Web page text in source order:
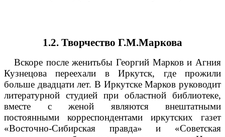
1.2. Творчество Г.М.Маркова
Вскоре после женитьбы Георгий Марков и Агния
Кузнецова переехали в Иркутск, где прожили
больше двадцати лет. В Иркутске Марков руководит
литературной студией при областной библиотеке,
вместе с женой являются внештатными
постоянными корреспондентами иркутских газет
«Восточно-Сибирская правда» и «Советская